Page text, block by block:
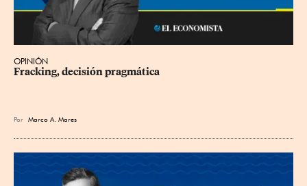
OPINIÓN
Fracking, decisión pragmática
Por Marco A. Mares